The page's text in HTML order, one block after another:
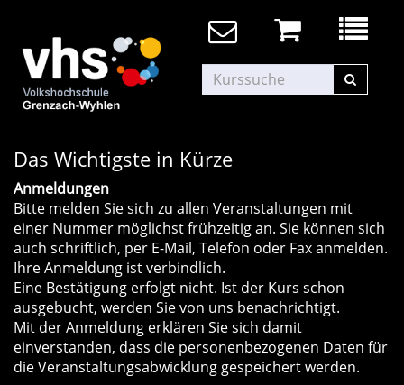
Das Wichtigste in Kürze
Anmeldungen
Bitte melden Sie sich zu allen Veranstaltungen mit
einer Nummer möglichst frühzeitig an. Sie können sich
auch schriftlich, per E-Mail, Telefon oder Fax anmelden.
Ihre Anmeldung ist verbindlich.
Eine Bestätigung erfolgt nicht. Ist der Kurs schon
ausgebucht, werden Sie von uns benachrichtigt.
Mit der Anmeldung erklären Sie sich damit
einverstanden, dass die personenbezogenen Daten für
die Veranstaltungsabwicklung gespeichert werden.